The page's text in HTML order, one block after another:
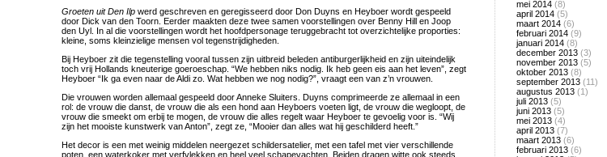
Groeten uit Den Ilp werd geschreven en geregisseerd door Don Duyns en Heyboer wordt gespeeld
door Dick van den Toorn. Eerder maakten deze twee samen voorstellingen over Benny Hill en Joop
den Uyl. In al die voorstellingen wordt het hoofdpersonage teruggebracht tot overzichtelijke proporties:
kleine, soms kleinzielige mensen vol tegenstrijdigheden.
Bij Heyboer zit die tegenstelling vooral tussen zijn uitbreid beleden antiburgerlijkheid en zijn uiteindelijk
toch vrij Hollands kneuterige goeroeschap. “We hebben niks nodig. Ik heb geen eis aan het leven”, zegt
Heyboer “Ik ga even naar de Aldi zo. Wat hebben we nog nodig?”, vraagt een van z’n vrouwen.
Die vrouwen worden allemaal gespeeld door Anneke Sluiters. Duyns comprimeerde ze allemaal in een
rol: de vrouw die danst, de vrouw die als een hond aan Heyboers voeten ligt, de vrouw die wegloopt, de
vrouw die smeekt om erbij te mogen, de vrouw die alles regelt waar Heyboer te gevoelig voor is. “Wij
zijn het mooiste kunstwerk van Anton”, zegt ze, “Mooier dan alles wat hij geschilderd heeft.”
Het decor is een met weinig middelen neergezet schildersatelier, met een tafel met vier verschillende
poten, een waterkoker met verfvlekken en heel veel schapevachten. Beiden dragen witte ook steeds
mei 2014 (8)
april 2014 (5)
maart 2014 (6)
februari 2014 (9)
januari 2014 (8)
december 2013 (3)
november 2013 (5)
oktober 2013 (8)
september 2013 (11)
augustus 2013 (1)
juli 2013 (5)
juni 2013 (5)
mei 2013 (4)
april 2013 (7)
maart 2013 (6)
februari 2013 (6)